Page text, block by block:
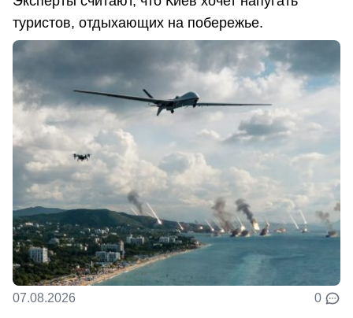
туристов, отдыхающих на побережье.
07.08.2026 0